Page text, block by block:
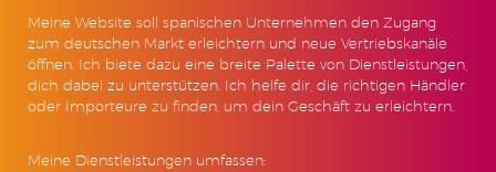
Meine Website soll spanischen Unternehmen den Zugang
zum deutschen Markt erleichtern und neue Vertriebskanäle
öffnen. Ich biete dazu eine breite Palette von Dienstleistungen,
dich dabei zu unterstützen. Ich helfe dir, die richtigen Händler
oder Importeure zu finden, um dein Geschäft zu erleichtern.
Meine Dienstleistungen umfassen: